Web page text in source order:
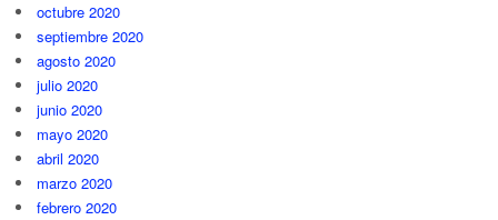
octubre 2020
septiembre 2020
agosto 2020
julio 2020
junio 2020
mayo 2020
abril 2020
marzo 2020
febrero 2020